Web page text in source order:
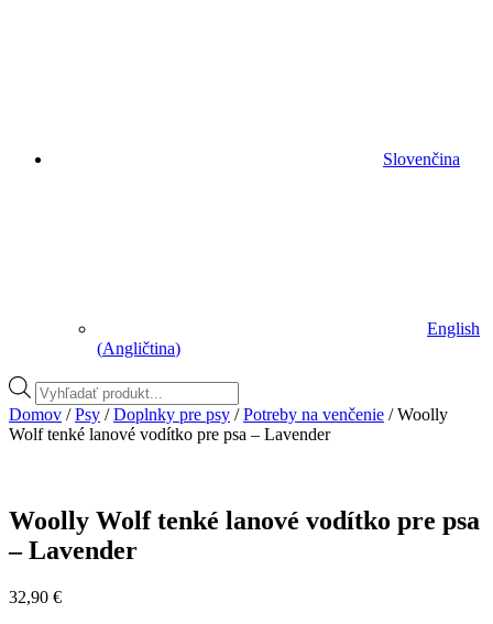
Slovenčina
English
(Angličtina)
Vyhľadávanie
produktov
Domov /Psy /Doplnky pre psy /Potreby na venčenie / Woolly
Wolf tenké lanové vodítko pre psa – Lavender
Woolly Wolf tenké lanové vodítko pre psa
– Lavender
32,90 €